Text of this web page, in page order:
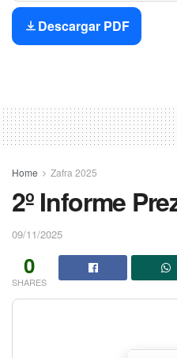
Descargar PDF
Home Zafra 2025
2º Informe
09/11/2025
0
SHARES